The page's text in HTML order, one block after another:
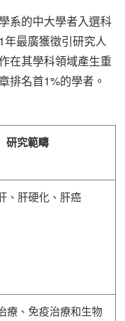
系的中大學者入選科
最廣獲徵引研究人
在其學科領域產生重
排名首1%的學者。
研究範疇
、肝硬化、肝癌
療、免疫治療和生物